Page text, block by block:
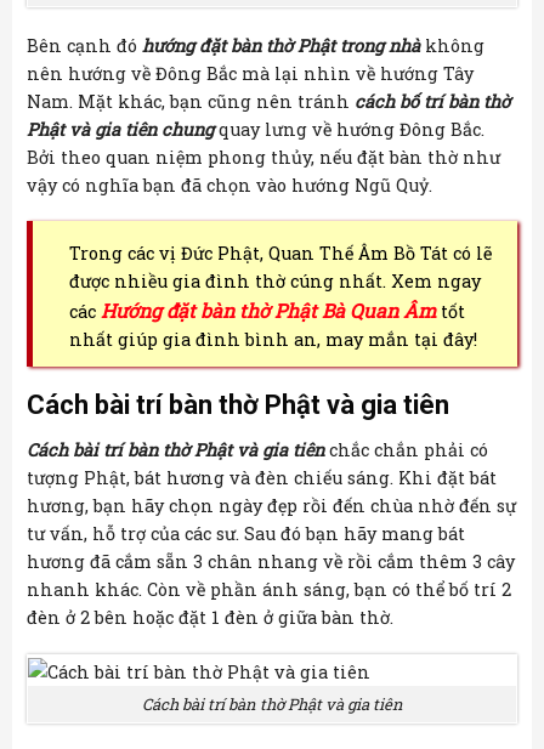
Bên cạnh đó hướng đặt bàn thờ Phật trong nhàkhông
nên hướng về Đông Bắc mà lại nhìn về hướng Tây
Nam. Mặt khác, bạn cũng nên tránh cách bố trí bàn thờ
Phật và gia tiên chungquay lưng về hướng Đông Bắc.
Bởi theo quan niệm phong thủy, nếu đặt bàn thờ như
vậy có nghĩa bạn đã chọn vào hướng Ngũ Quỷ.
Trong các vị Đức Phật, Quan Thế Âm Bồ Tát có lẽ
được nhiều gia đình thờ cúng nhất. Xem ngay
các Hướng đặt bàn thờ Phật Bà Quan Âmtốt
nhất giúp gia đình bình an, may mắn tại đây!
Cách bài trí bàn thờ Phật và gia tiên
Cách bài trí bàn thờ Phật và gia tiênchắc chắn phải có
tượng Phật, bát hương và đèn chiếu sáng. Khi đặt bát
hương, bạn hãy chọn ngày đẹp rồi đến chùa nhờ đến sự
tư vấn, hỗ trợ của các sư. Sau đó bạn hãy mang bát
hương đã cắm sẵn 3 chân nhang về rồi cắm thêm 3 cây
nhanh khác. Còn về phần ánh sáng, bạn có thể bố trí 2
đèn ở 2 bên hoặc đặt 1 đèn ở giữa bàn thờ.
Cách bài trí bàn thờ Phật và gia tiên